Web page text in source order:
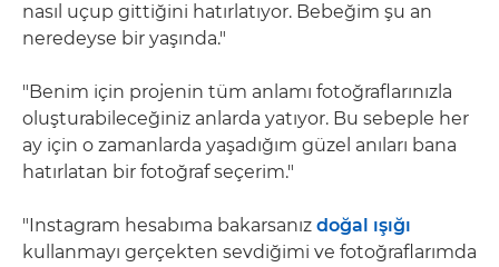
nasıl uçup gittiğini hatırlatıyor. Bebeğim şu an
neredeyse bir yaşında."
"Benim için projenin tüm anlamı fotoğraflarınızla
oluşturabileceğiniz anlarda yatıyor. Bu sebeple her
ay için o zamanlarda yaşadığım güzel anıları bana
hatırlatan bir fotoğraf seçerim."
"Instagram hesabıma bakarsanız doğal ışığı
kullanmayı gerçekten sevdiğimi ve fotoğraflarımda